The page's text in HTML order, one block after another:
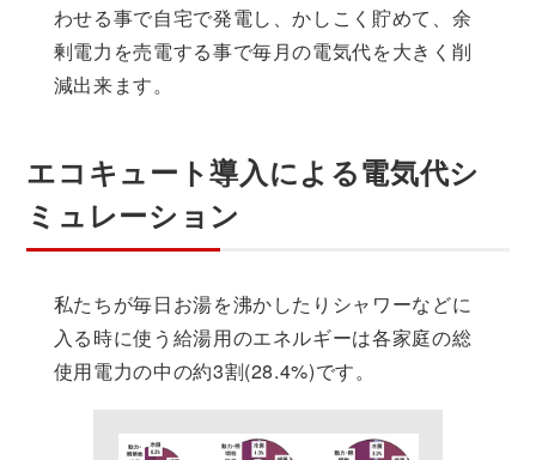
わせる事で自宅で発電し、かしこく貯めて、余
剰電力を売電する事で毎月の電気代を大きく削
減出来ます。
エコキュート導入による電気代シ
ミュレーション
私たちが毎日お湯を沸かしたりシャワーなどに
入る時に使う給湯用のエネルギーは各家庭の総
使用電力の中の約3割(28.4%)です。